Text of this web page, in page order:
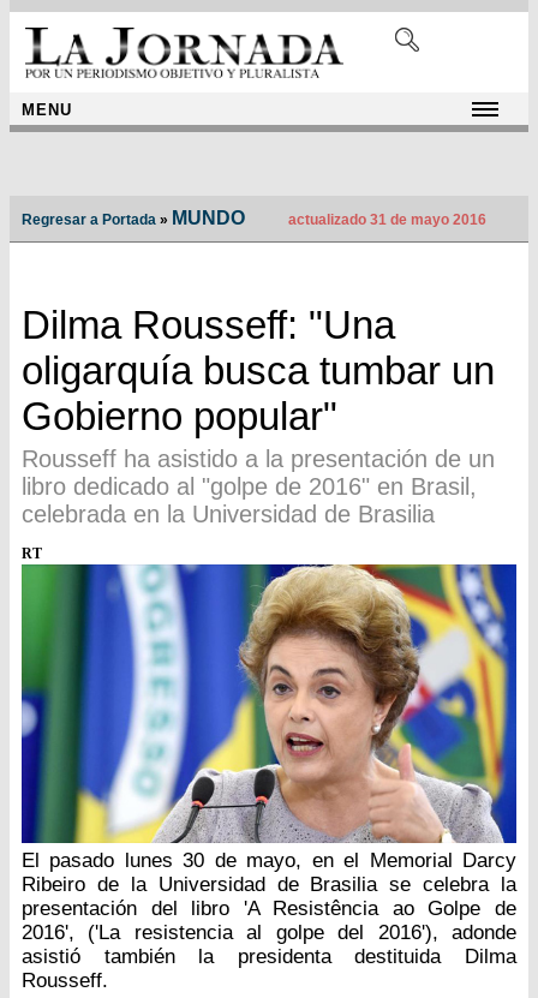
MENU
Regresar a Portada » MUNDO actualizado 31 de mayo 2016
Dilma Rousseff: "Una
oligarquía busca tumbar un
Gobierno popular"
Rousseff ha asistido a la presentación de un
libro dedicado al "golpe de 2016" en Brasil,
celebrada en la Universidad de Brasilia
RT
El pasado lunes 30 de mayo, en el Memorial Darcy
Ribeiro de la Universidad de Brasilia se celebra la
presentación del libro 'A Resistência ao Golpe de
2016', ('La resistencia al golpe del 2016'), adonde
asistió también la presidenta destituida Dilma
Rousseff.